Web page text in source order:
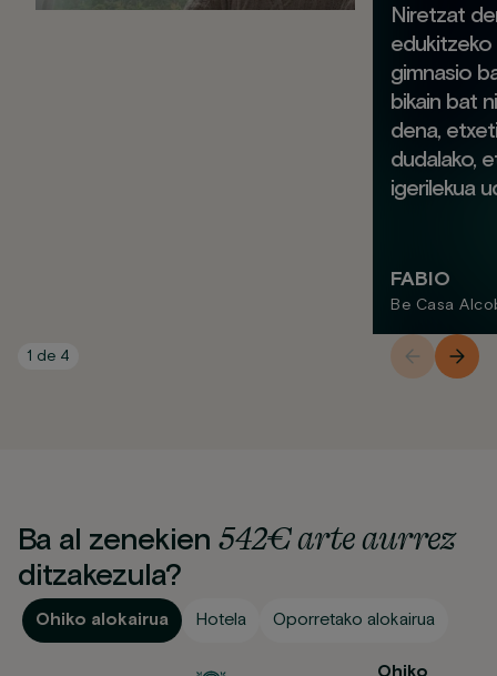
Niretzat
edukitzeko
gimnasio
bikain bat
dena,
dudalako,
igerilekua
FABIO
Be Casa
1 de 4
Ba al zenekien 542€ arte aurrez
ditzakezula?
Ohiko alokairua Hotela Oporretako alokairua